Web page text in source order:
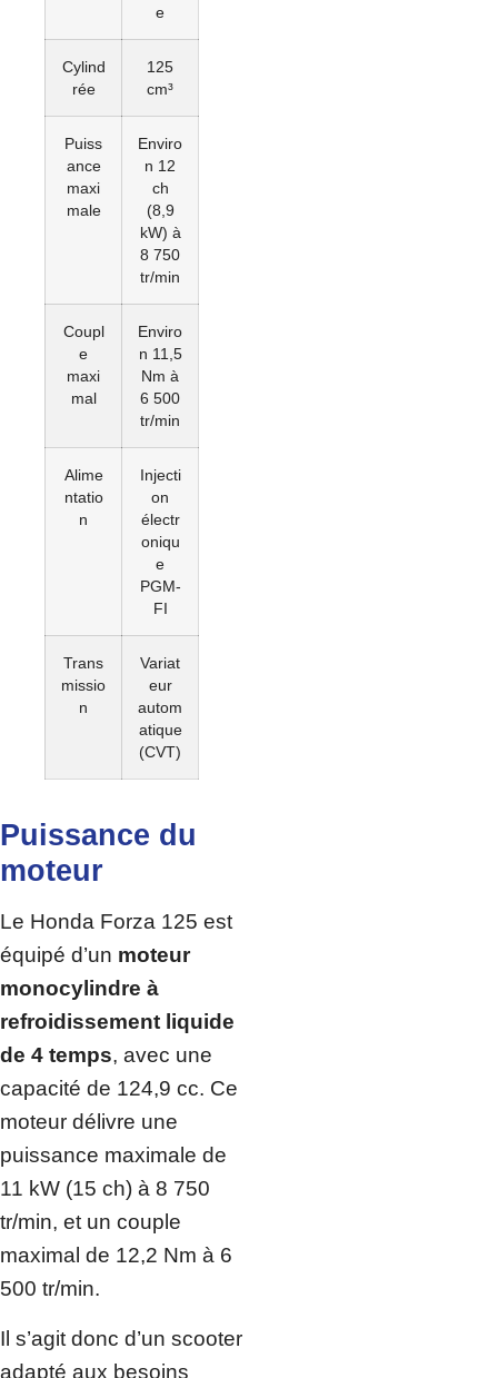
e
Cylind
rée
125
cm³
Puiss
ance
maxi
male
Enviro
n 12
ch
(8,9
kW) à
8 750
tr/min
Coupl
e
maxi
mal
Enviro
n 11,5
Nm à
6 500
tr/min
Alime
ntatio
n
Injecti
on
électr
oniqu
e
PGM-
FI
Trans
missio
n
Variat
eur
autom
atique
(CVT)
Puissance du
moteur
Le Honda Forza 125 est
équipé d’un moteur
monocylindre à
refroidissement liquide
de 4 temps, avec une
capacité de 124,9 cc. Ce
moteur délivre une
puissance maximale de
11 kW (15 ch) à 8 750
tr/min, et un couple
maximal de 12,2 Nm à 6
500 tr/min.
Il s’agit donc d’un scooter
adapté aux besoins